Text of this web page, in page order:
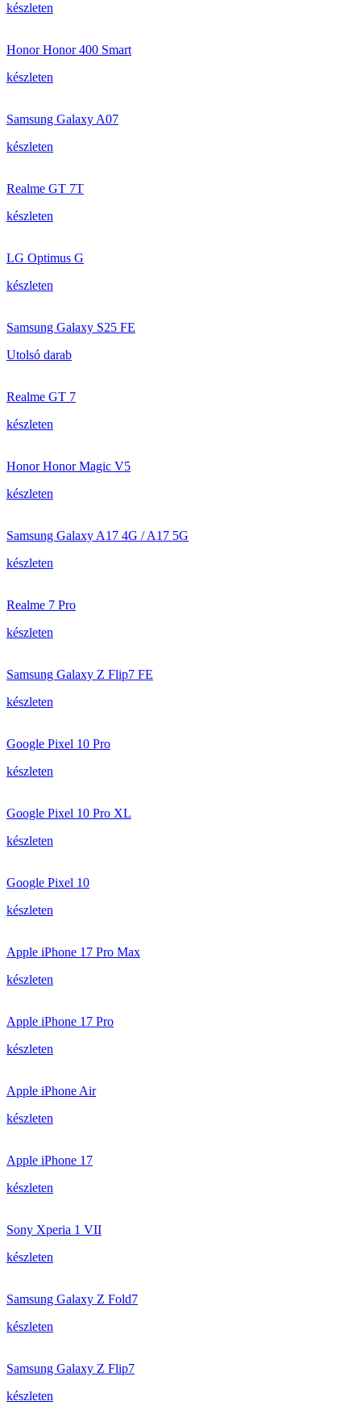
készleten
Honor Honor 400 Smart
készleten
Samsung Galaxy A07
készleten
Realme GT 7T
készleten
LG Optimus G
készleten
Samsung Galaxy S25 FE
Utolsó darab
Realme GT 7
készleten
Honor Honor Magic V5
készleten
Samsung Galaxy A17 4G / A17 5G
készleten
Realme 7 Pro
készleten
Samsung Galaxy Z Flip7 FE
készleten
Google Pixel 10 Pro
készleten
Google Pixel 10 Pro XL
készleten
Google Pixel 10
készleten
Apple iPhone 17 Pro Max
készleten
Apple iPhone 17 Pro
készleten
Apple iPhone Air
készleten
Apple iPhone 17
készleten
Sony Xperia 1 VII
készleten
Samsung Galaxy Z Fold7
készleten
Samsung Galaxy Z Flip7
készleten